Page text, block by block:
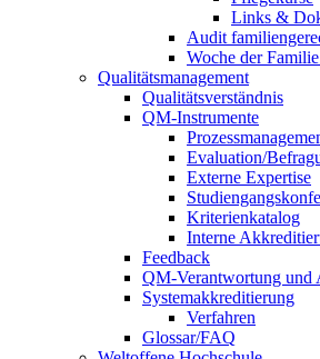
Links &
Audit
Woche der
Qualitätsmanagement
Qualitätsverständnis
QM-Instrumente
Evaluation/
Externe Expertise
Kriterienkatalog
Interne
Feedback
QM-Verantwortung und
Systemakkreditierung
Verfahren
Glossar/FAQ